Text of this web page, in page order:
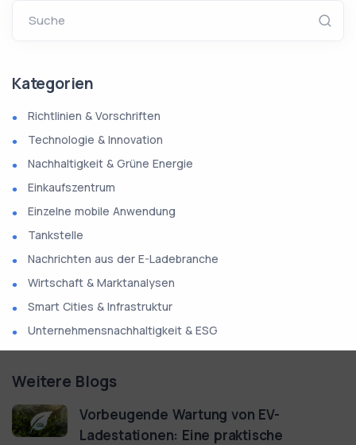
Suche
Kategorien
Richtlinien & Vorschriften
Technologie & Innovation
Nachhaltigkeit & Grüne Energie
Einkaufszentrum
Einzelne mobile Anwendung
Tankstelle
Nachrichten aus der E-Ladebranche
Wirtschaft & Marktanalysen
Smart Cities & Infrastruktur
Unternehmensnachhaltigkeit & ESG
Weitere Blogs
Vorbeugende Wartung von EV-
Ladestationen: Eine praktische